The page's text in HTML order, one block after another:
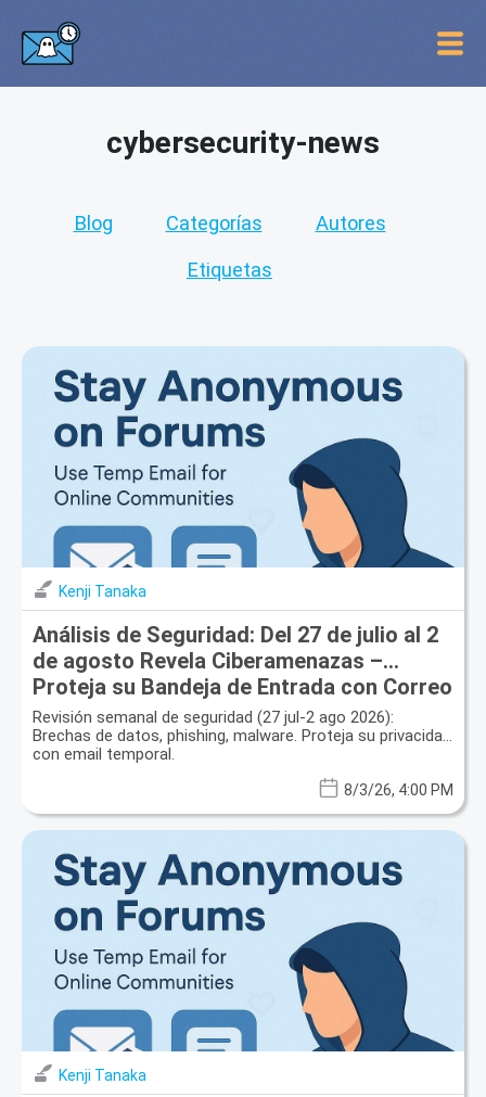
cybersecurity-news
Blog Categorías Autores
Etiquetas
Kenji Tanaka
Análisis de Seguridad: Del 27 de julio al 2
de agosto Revela Ciberamenazas –
Proteja su Bandeja de Entrada con Correo
Desechable
Revisión semanal de seguridad (27 jul-2 ago 2026):
Brechas de datos, phishing, malware. Proteja su privacidad
con email temporal.
8/3/26, 4:00 PM
Kenji Tanaka